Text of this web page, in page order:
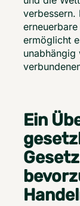
verbessern.
ermöglicht
Ein